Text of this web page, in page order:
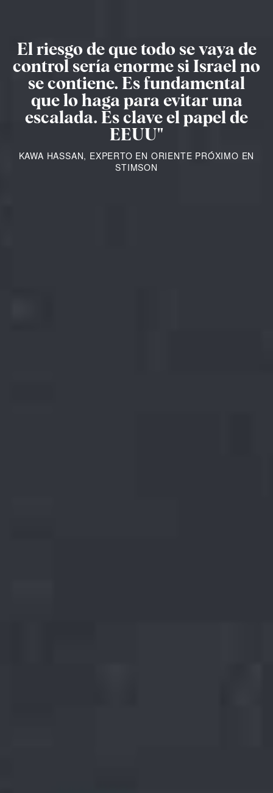
El riesgo de que todo se vaya de
control sería enorme si Israel no
se contiene. Es fundamental
que lo haga para evitar una
escalada. Es clave el papel de
EEUU"
KAWA HASSAN, EXPERTO EN ORIENTE PRÓXIMO EN
STIMSON